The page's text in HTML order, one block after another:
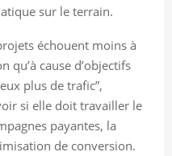
sur le terrain.
échouent moins à
qu’à cause d’objectifs
plus de trafic”,
si elle doit travailler le
payantes, la
de conversion.